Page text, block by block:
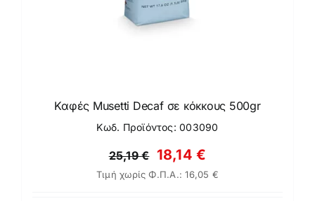
Καφές Musetti Decaf σε κόκκους 500gr
Κωδ. Προϊόντος: 003090
25,19€ Original
price
18,14€
τρέχουσα
Τιμή χωρίς Φ.Π.Α.:16,05 €